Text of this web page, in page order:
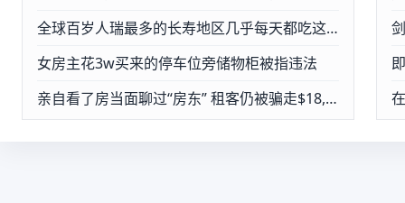
全球百岁人瑞最多的长寿地区几乎每天都吃这一食物
女房主花3w买来的停车位旁储物柜被指违法
亲自看了房当面聊过“房东” 租客仍被骗走$18,600